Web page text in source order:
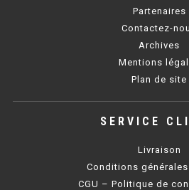
BAIN MARIE SÉRIE UOC
BAIN MARIE 700
CHAUFFE FRITES SÉRIE
Partenaires
Contactez-
Archives
Mentions
Plan de site
SERVICE
Livraison
Conditions
CGU – Politique de